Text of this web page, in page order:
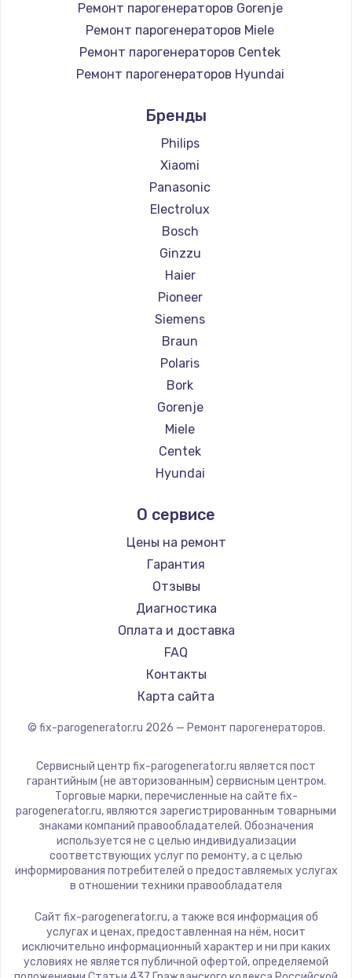
Ремонт парогенераторов Gorenje
Ремонт парогенераторов Miele
Ремонт парогенераторов Centek
Ремонт парогенераторов Hyundai
Ремонт парогенераторов DELTA
Ремонт парогенераторов Silter
Ремонт парогенераторов Chayka
Ремонт парогенераторов Beko
Ремонт парогенераторов Vivitek
Ремонт парогенераторов RED solution
Бренды
Philips
Xiaomi
Panasonic
Electrolux
Bosch
Ginzzu
Haier
Pioneer
Siemens
Braun
Polaris
Bork
Gorenje
Miele
Centek
Hyundai
DELTA
Silter
Chayka
Beko
Vivitek
RED solution
О сервисе
Цены на ремонт
Гарантия
Отзывы
Диагностика
Оплата и доставка
FAQ
Контакты
Карта сайта
© fix-parogenerator.ru 2026 — Ремонт парогенераторов.
Сервисный центр fix-parogenerator.ru является пост
гарантийным (не авторизованным) сервисным центром.
Торговые марки, перечисленные на сайте fix-
parogenerator.ru, являются зарегистрированным товарными
знаками компаний правообладателей. Обозначения
используется не с целью индивидуализации
соответствующих услуг по ремонту, а с целью
информирования потребителей о предоставляемых услугах
в отношении техники правообладателя
Сайт fix-parogenerator.ru, а также вся информация об
услугах и ценах, предоставленная на нём, носит
исключительно информационный характер и ни при каких
условиях не является публичной офертой, определяемой